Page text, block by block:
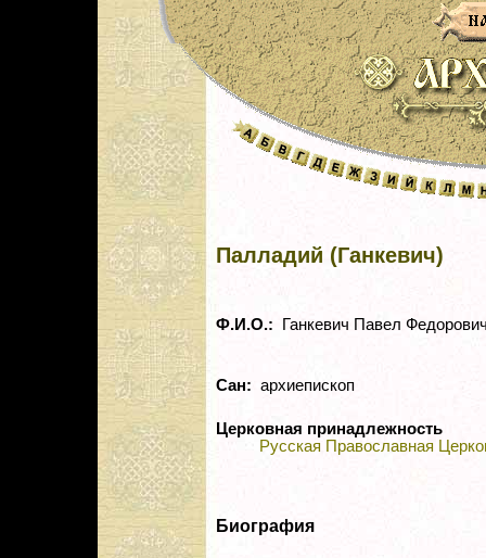
Палладий (Ганкевич)
Ф.И.О.: Ганкевич Павел
Сан: архиепископ
Церковная принадлежность
Русская Православная
Биография